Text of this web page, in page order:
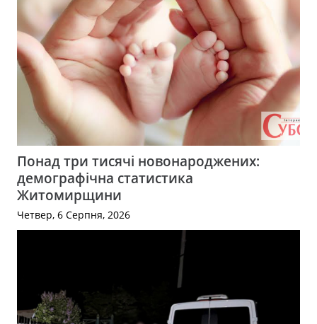
Понад три тисячі новонароджених:
демографічна статистика
Житомирщини
Четвер, 6 Серпня, 2026